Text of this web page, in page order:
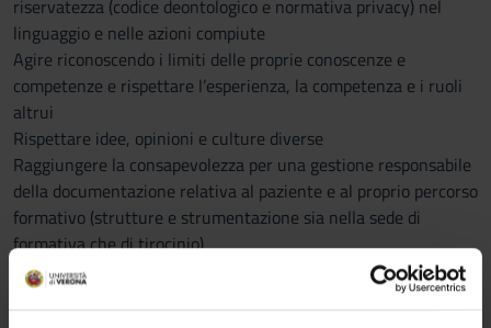
riservatezza (codice deontologico e normativa privacy) nel
linguaggio e nelle azioni compiute
Agire riconoscendo i limiti delle proprie conoscenze e
competenze e rispettare l’esperienza, la competenza e i ruoli
altrui
Rispettare idee, opinioni e culture diverse
Raggiungere la consapevolezza per una gestione responsabile
della documentazione relativa al paziente e al proprio percorso
formativo (strutture e strumentazione sia nella sede di
formativa che di tirocinio)
GESTIONE E MANAGEMENT
Descrivere, guidato dal Supervisore, la struttura ospitante, le